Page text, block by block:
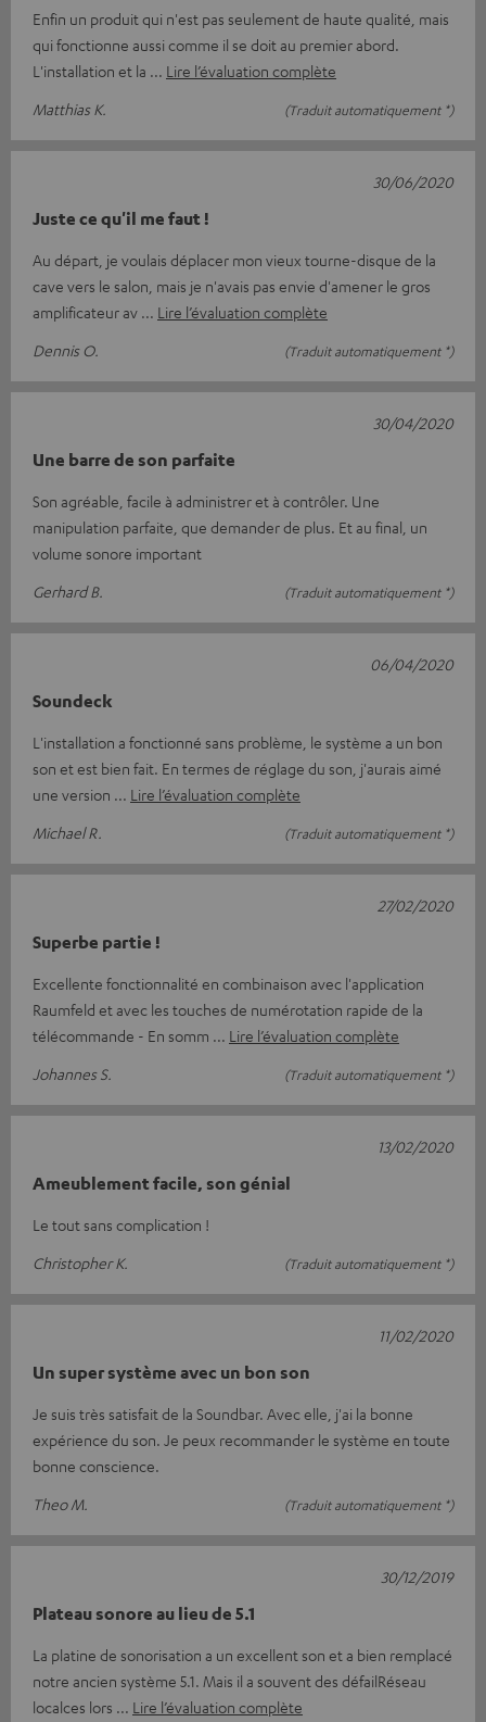
Enfin un produit qui n'est pas seulement de haute qualité, mais
qui fonctionne aussi comme il se doit au premier abord.
L'installation et la
Lire l’évaluation complète
Matthias K.
(Traduit automatiquement *)
Juste ce qu'il me faut !
Au départ, je voulais déplacer mon vieux tourne-disque de la
cave vers le salon, mais je n'avais pas envie d'amener le gros
amplificateur av
Lire l’évaluation complète
Dennis O.
(Traduit automatiquement *)
30/06/2020
Une barre de son parfaite
Son agréable, facile à administrer et à contrôler. Une
manipulation parfaite, que demander de plus. Et au final, un
volume sonore important
Gerhard B.
(Traduit automatiquement *)
30/04/2020
Soundeck
L'installation a fonctionné sans problème, le système a un bon
son et est bien fait. En termes de réglage du son, j'aurais aimé
une version
Lire l’évaluation complète
Michael R.
(Traduit automatiquement *)
06/04/2020
Superbe partie !
Excellente fonctionnalité en combinaison avec l'application
Raumfeld et avec les touches de numérotation rapide de la
télécommande - En somm
Lire l’évaluation complète
Johannes S.
(Traduit automatiquement *)
27/02/2020
Ameublement facile, son génial
Le tout sans complication !
Christopher K.
(Traduit automatiquement *)
13/02/2020
Un super système avec un bon son
Je suis très satisfait de la Soundbar. Avec elle, j'ai la bonne
expérience du son. Je peux recommander le système en toute
bonne conscience.
Theo M.
(Traduit automatiquement *)
11/02/2020
Plateau sonore au lieu de 5.1
La platine de sonorisation a un excellent son et a bien remplacé
notre ancien système 5.1. Mais il a souvent des défailRéseau
localces lors
Lire l’évaluation complète
30/12/2019